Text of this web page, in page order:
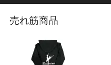
売れ筋商品